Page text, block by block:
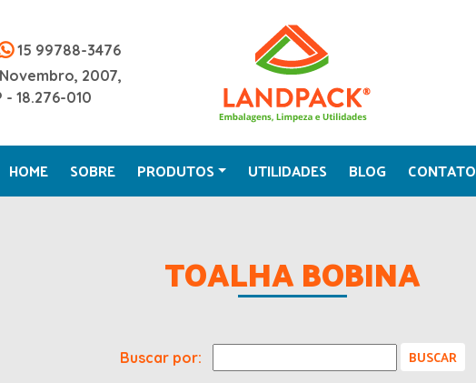
15 99788-3476
2007,
18.276-010
HOME SOBRE PRODUTOS UTILIDADES BLOG CONTATO
TOALHA BOBINA
Buscar por: